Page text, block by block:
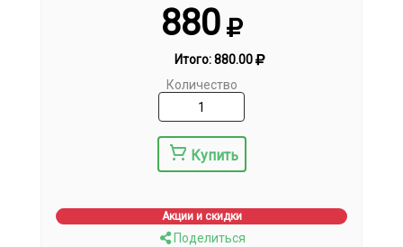
880
Итого:880.00
Количество
Купить
Акции и скидки
Поделиться